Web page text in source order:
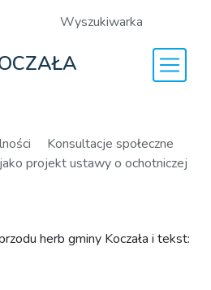
Wyszukiwarka
Konsultacje społeczne
projekt ustawy o ochotniczej